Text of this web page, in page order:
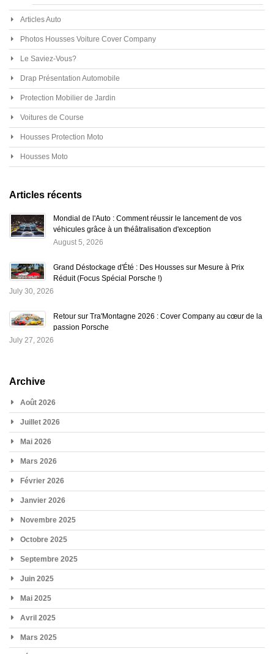
Articles Auto
Photos Housses Voiture Cover Company
Le Saviez-Vous?
Drap Présentation Automobile
Protection Mobilier de Jardin
Voitures de Course
Housses Protection Moto
Housses Moto
Articles récents
Mondial de l'Auto : Comment réussir le lancement de vos
véhicules grâce à un théâtralisation d'exception
August 5, 2026
Grand Déstockage d'Été : Des Housses sur Mesure à Prix
Réduit (Focus Spécial Porsche !)
July 30, 2026
Retour sur Tra'Montagne 2026 : Cover Company au cœur de la
passion Porsche
July 27, 2026
Archive
Août 2026
Juillet 2026
Mai 2026
Mars 2026
Février 2026
Janvier 2026
Novembre 2025
Octobre 2025
Septembre 2025
Juin 2025
Mai 2025
Avril 2025
Mars 2025